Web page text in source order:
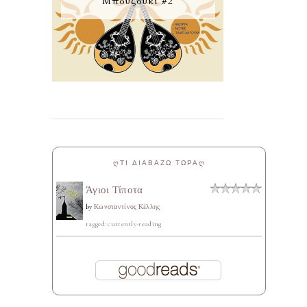
ᲦΤΙ ΔΙΑΒΑΖΩ ΤΩΡΑᲦ
Άγιοι Τίποτα
by Κωνσταντίνος Κέλλης
tagged: currently-reading